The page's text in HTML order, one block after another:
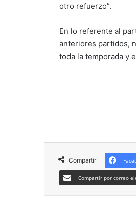
otro refuerzo”.
En lo referente al
anteriores partidos,
toda la temporada y
Compartir
Compartir por correo